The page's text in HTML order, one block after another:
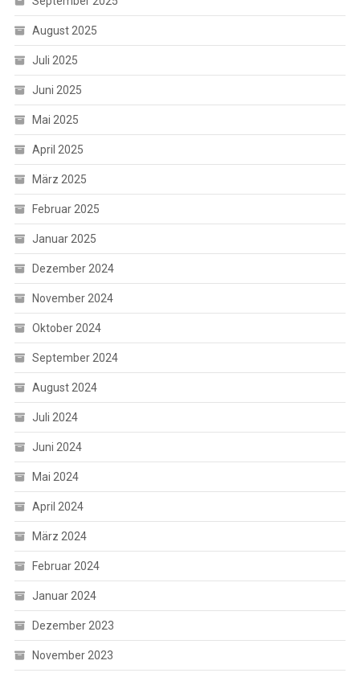
August 2025
Juli 2025
Juni 2025
Mai 2025
April 2025
März 2025
Februar 2025
Januar 2025
Dezember 2024
November 2024
Oktober 2024
September 2024
August 2024
Juli 2024
Juni 2024
Mai 2024
April 2024
März 2024
Februar 2024
Januar 2024
Dezember 2023
November 2023